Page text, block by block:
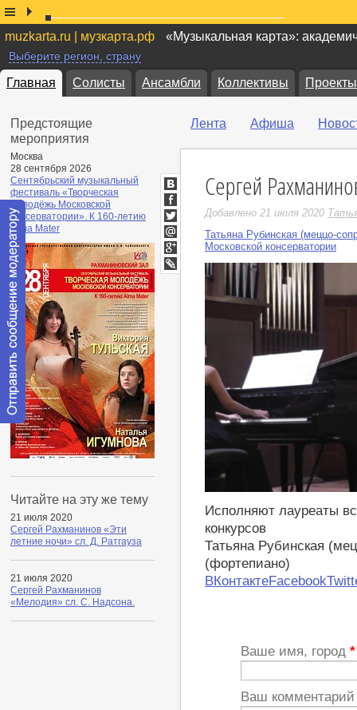
muzkarta.ru | музкарта.рф «Музыкальная карта»:
Выберите регион, страну
Главная Солисты Ансамбли Коллективы Проекты
Предстоящие
мероприятия
Москва
28 сентября 2026
Сентябрьский музыкальный
фестиваль «Творческая
молодёжь Московской
консерватории». К 160-летию
Alma Mater
Читайте на эту же тему
21 июля 2020
Сергей Рахманинов «Эти
летние ночи» сл. Д. Ратгауза
21 июля 2020
Сергей Рахманинов
«Мелодия» сл. С. Надсона.
Лента Афиша
Сергей
Добавлено 21 июля 2020
Татьяна Рубинская (меццо-
Московской консерватории
Исполняют лауреаты
конкурсов
Татьяна Рубинская
(фортепиано)
ВКонтактеFacebook
ВКонтакте
Facebook
Twitter
Мой
Мир
Google+
LiveJournal
Ваше имя, город *
Ваш
Отправить
сообщение
модератору